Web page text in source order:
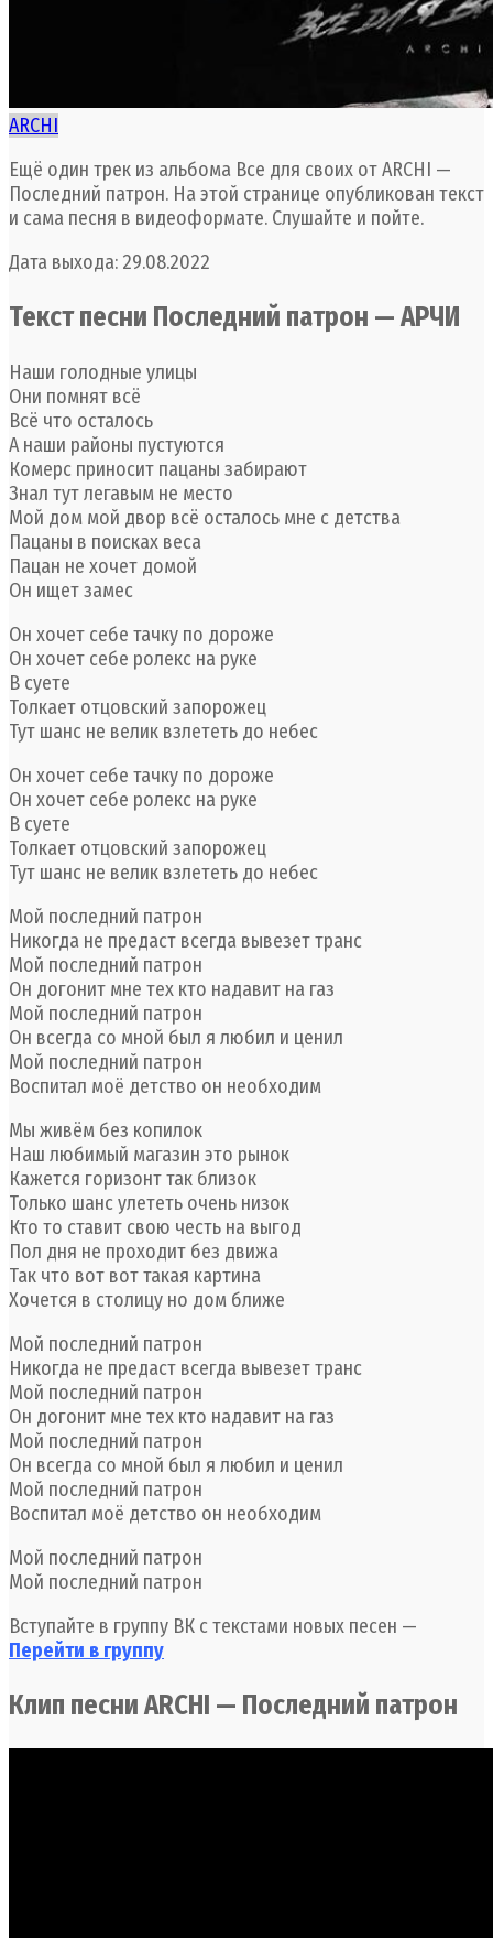
ARCHI
Ещё один трек из альбома Все для своих от ARCHI —
Последний патрон. На этой странице опубликован текст
и сама песня в видеоформате. Слушайте и пойте.
Дата выхода: 29.08.2022
Текст песни Последний патрон — АРЧИ
Наши голодные улицы
Они помнят всё
Всё что осталось
А наши районы пустуются
Комерс приносит пацаны забирают
Знал тут легавым не место
Мой дом мой двор всё осталось мне с детства
Пацаны в поисках веса
Пацан не хочет домой
Он ищет замес
Он хочет себе тачку по дороже
Он хочет себе ролекс на руке
В суете
Толкает отцовский запорожец
Тут шанс не велик взлететь до небес
Он хочет себе тачку по дороже
Он хочет себе ролекс на руке
В суете
Толкает отцовский запорожец
Тут шанс не велик взлететь до небес
Мой последний патрон
Никогда не предаст всегда вывезет транс
Мой последний патрон
Он догонит мне тех кто надавит на газ
Мой последний патрон
Он всегда со мной был я любил и ценил
Мой последний патрон
Воспитал моё детство он необходим
Мы живём без копилок
Наш любимый магазин это рынок
Кажется горизонт так близок
Только шанс улететь очень низок
Кто то ставит свою честь на выгод
Пол дня не проходит без движа
Так что вот вот такая картина
Хочется в столицу но дом ближе
Мой последний патрон
Никогда не предаст всегда вывезет транс
Мой последний патрон
Он догонит мне тех кто надавит на газ
Мой последний патрон
Он всегда со мной был я любил и ценил
Мой последний патрон
Воспитал моё детство он необходим
Мой последний патрон
Мой последний патрон
Вступайте в группу ВК с текстами новых песен —
Перейти в группу
Клип песни ARCHI — Последний патрон